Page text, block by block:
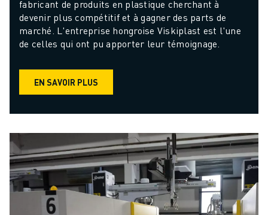
fabricant de produits en plastique cherchant à
devenir plus compétitif et à gagner des parts de
marché. L'entreprise hongroise Viskiplast est l'une
de celles qui ont pu apporter leur témoignage.
EN SAVOIR PLUS